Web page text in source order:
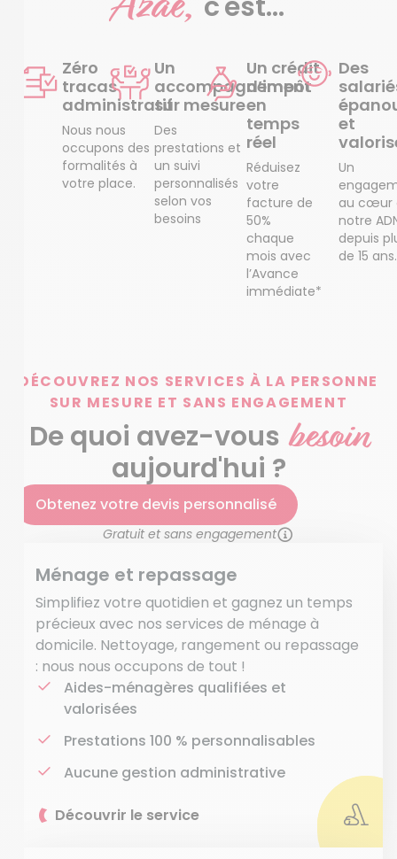
Zéro
tracas
administratif
Nous nous
occupons des
formalités à
votre place.
Un
accompagnement
sur mesure
Des
prestations et
un suivi
personnalisés
selon vos
besoins
Un crédit
d’impôt
en
temps
réel
Réduisez
votre
facture de
50%
chaque
mois avec
l’Avance
immédiate*
Des
et
Un
au cœur
notre
depuis
de 15 ans.
DÉCOUVREZ NOS SERVICES À LA PERSONNE
SUR MESURE ET SANS ENGAGEMENT
De quoi avez-vous besoin
aujourd'hui ?
Obtenez votre devis personnalisé
Gratuit et sans engagement
Ménage et repassage
Simplifiez votre quotidien et gagnez un temps
précieux avec nos services de ménage à
domicile. Nettoyage, rangement ou repassage
: nous nous occupons de tout !
Aides-ménagères qualifiées et
valorisées
Prestations 100 % personnalisables
Aucune gestion administrative
Découvrir le service